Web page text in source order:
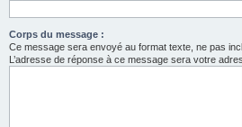
Corps du message :
Ce message sera envoyé au format texte, ne pas
L’adresse de réponse à ce message sera votre